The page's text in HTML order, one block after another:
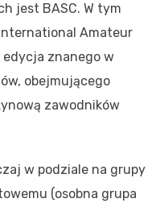
jest BASC. W tym
Amateur
znanego w
obejmującego
zawodników
w podziale na grupy
(osobna grupa